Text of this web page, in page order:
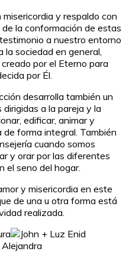
y respaldo con
la conformación de estas
a nuestro entorno
la sociedad en general,
por el Eterno para
por Él.
desarrolla también un
a la pareja y la
edificar, animar y
de forma integral. También
cuando somos
y orar por las diferentes
el seno del hogar.
y misericordia en este
de una u otra forma está
realizada.